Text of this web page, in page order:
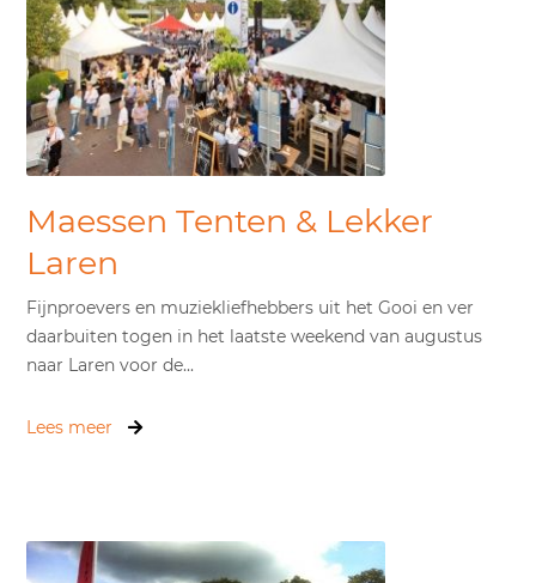
Maessen Tenten & Lekker
Laren
Fijnproevers en muziekliefhebbers uit het Gooi en ver
daarbuiten togen in het laatste weekend van augustus
naar Laren voor de...
Lees meer